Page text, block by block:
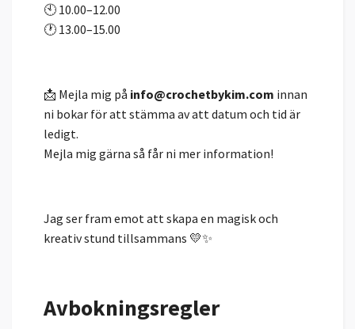
🕙 10.00–12.00
🕐 13.00–15.00
📩 Mejla mig på info@crochetbykim.com innan
ni bokar för att stämma av att datum och tid är
ledigt.
Mejla mig gärna så får ni mer information!
Jag ser fram emot att skapa en magisk och
kreativ stund tillsammans 💛✨
Avbokningsregler